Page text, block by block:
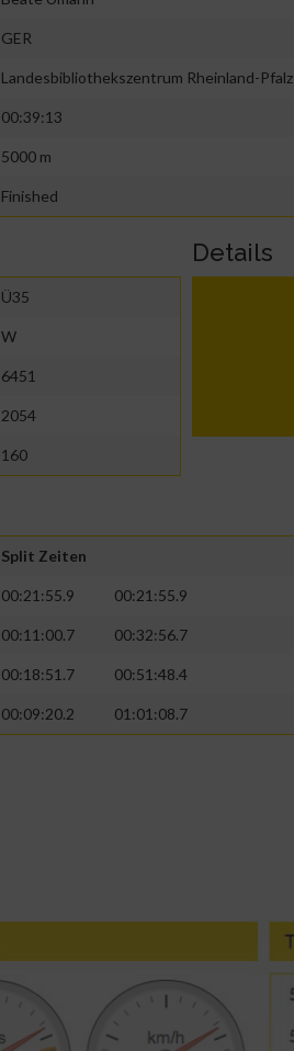
GER
Landesbibliothekszentrum Rheinland-Pfalz
00:39:13
5000 m
Finished
Ü35
W
6451
2054
160
Details
Split Zeiten
00:21:55.9 00:21:55.9
00:11:00.7 00:32:56.7
00:18:51.7 00:51:48.4
00:09:20.2 01:01:08.7